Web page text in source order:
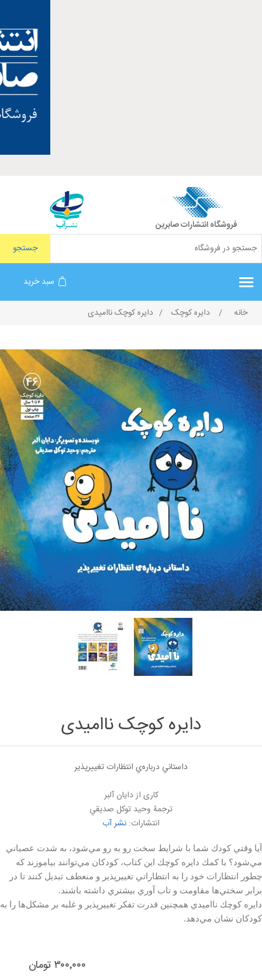
فروشگاه انتشارات صابرین
جستجو
سبد خرید
خانه / دایره کوچک / دایره کوچک ناامیدی
دایره کوچک ناامیدی
داستاني درباره‌ي انتظارات تغييرپذير
کاری از دايان آلبر
ترجمۀ وحيد توكل صديقي
انتشارات: نشر آب
آيا وقتي كودك شما با شرايط سخت رو به رو مي‌شود، به شدت عصباني
مي‌شود؟ با كمك دايره كوچك اين كتاب، كودكان مي‌توانند بياموزند كه
چطور انتظارات خود را به انتظاراتي تغييرپذير و منعطف تبديل كنند تا در
برابر سختي‌ها مقاومت و تاب آوري بيشتري داشته باشند.
دايره كوچك نااميدي همچنين قدرت تفكر تغييرپذير و غلبه بر مشكل‌ها را به
كودكان نشان مي‌دهد.
۳۰۰٬۰۰۰ تومان